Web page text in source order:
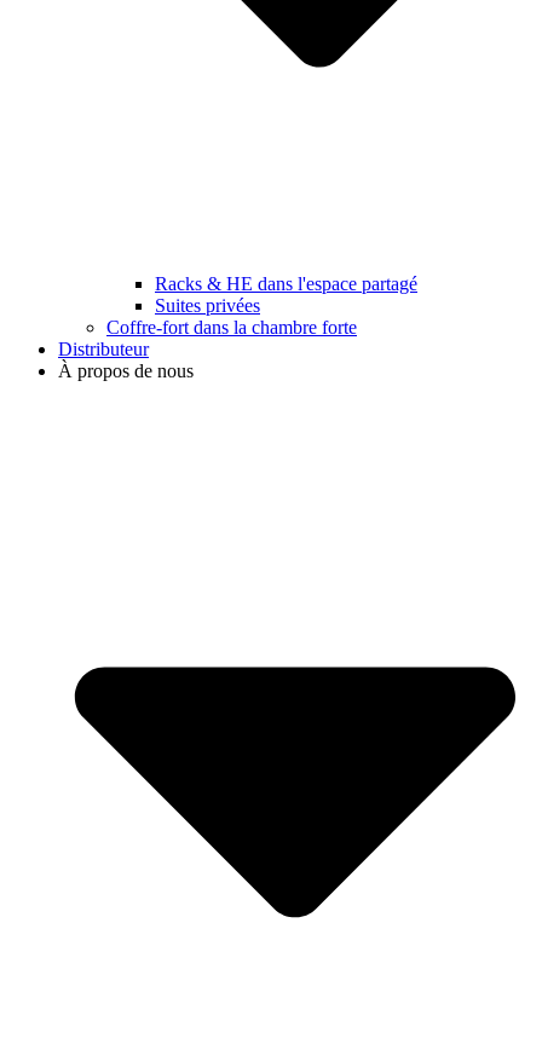
Racks & HE dans l'espace partagé
Suites privées
Coffre-fort dans la chambre forte
Distributeur
À propos de nous